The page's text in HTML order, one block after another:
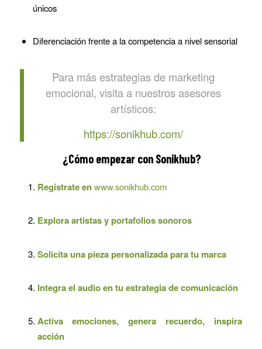
únicos
Diferenciación frente a la competencia a nivel sensorial
Para más estrategias de marketing
emocional, visita a nuestros asesores
artísticos:
https://sonikhub.com/
¿Cómo empezar con Sonikhub?
Regístrate en www.sonikhub.com
Explora artistas y portafolios sonoros
Solicita una pieza personalizada para tu marca
Integra el audio en tu estrategia de comunicación
Activa emociones, genera recuerdo, inspira
acción